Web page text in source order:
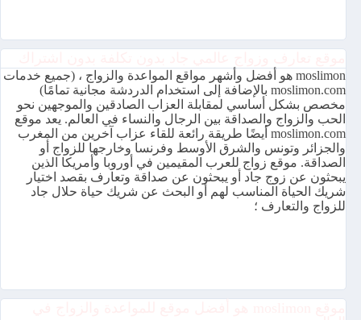
moslimon هو أفضل وأشهر مواقع المواعدة والزواج ، (جميع خدمات
moslimon.com بالإضافة إلى استخدام الدردشة مجانية تمامًا)
مخصص بشكل أساسي لمقابلة العزاب الصادقين والموجهين نحو
الحب والزواج والصداقة بين الرجال والنساء في العالم. يعد موقع
moslimon.com أيضًا طريقة رائعة للقاء عزاب آخرين من المغرب
والجزائر وتونس والشرق الأوسط وفرنسا وخارجها للزواج أو
الصداقة. موقع زواج للعرب المقيمين في أوروبا وأمريكا الذين
يبحثون عن زوج جاد أو يبحثون عن صداقة وتعارف بقصد اختيار
شريك الحياة المناسب لهم أو البحث عن شريك حياة حلال جاد
للزواج والتعارف ؛